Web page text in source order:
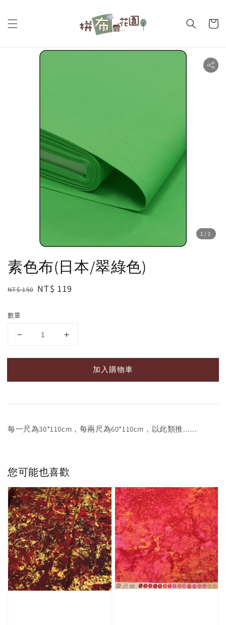
1 /1
素色布(日本/翠綠色)
Regular
NT$ 150 Sale
NT$ 119
數量
加入購物車
每一尺為30*110cm，每兩尺為60*110cm，以此類推......
您可能也喜歡